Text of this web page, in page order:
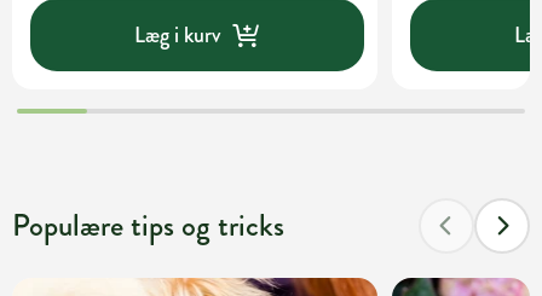
Læg i kurv
Populære tips og tricks